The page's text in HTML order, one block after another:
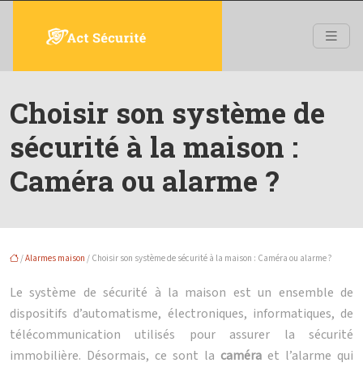
Choisir son système de
sécurité à la maison :
Caméra ou alarme ?
/Alarmes maison / Choisir son système de sécurité à la maison : Caméra ou alarme ?
Le système de sécurité à la maison est un ensemble de
dispositifs d’automatisme, électroniques, informatiques, de
télécommunication utilisés pour assurer la sécurité
immobilière. Désormais, ce sont la caméra et l’alarme qui